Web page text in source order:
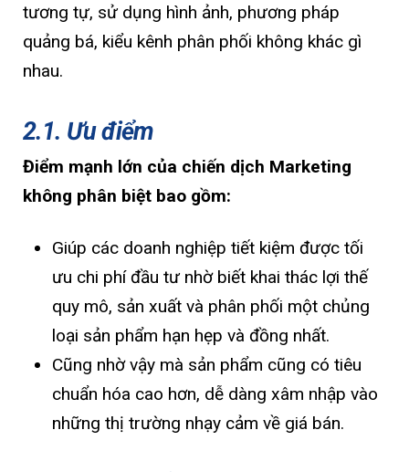
tương tự, sử dụng hình ảnh, phương pháp
quảng bá, kiểu kênh phân phối không khác gì
nhau.
2.1. Ưu điểm
Điểm mạnh lớn của chiến dịch Marketing
không phân biệt bao gồm:
Giúp các doanh nghiệp tiết kiệm được tối
ưu chi phí đầu tư nhờ biết khai thác lợi thế
quy mô, sản xuất và phân phối một chủng
loại sản phẩm hạn hẹp và đồng nhất.
Cũng nhờ vậy mà sản phẩm cũng có tiêu
chuẩn hóa cao hơn, dễ dàng xâm nhập vào
những thị trường nhạy cảm về giá bán.